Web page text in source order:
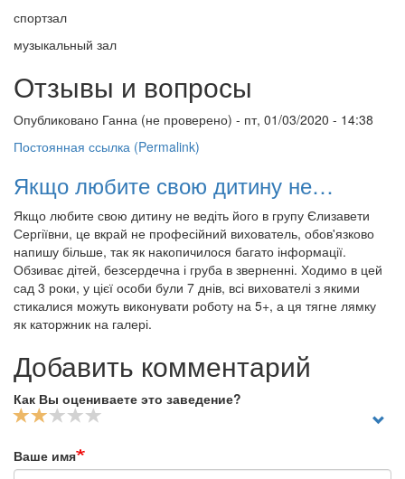
спортзал
музыкальный зал
Отзывы и вопросы
Опубликовано Ганна (не проверено) - пт, 01/03/2020 - 14:38
Постоянная ссылка (Permalink)
Якщо любите свою дитину не…
Якщо любите свою дитину не ведіть його в групу Єлизавети
Сергіївни, це вкрай не професійний вихователь, обов'язково
напишу більше, так як накопичилося багато інформації.
Обзиває дітей, безсердечна і груба в зверненні. Ходимо в цей
сад 3 роки, у цієї особи були 7 днів, всі вихователі з якими
стикалися можуть виконувати роботу на 5+, а ця тягне лямку
як каторжник на галері.
Добавить комментарий
Как Вы оцениваете это заведение?
Ваше имя